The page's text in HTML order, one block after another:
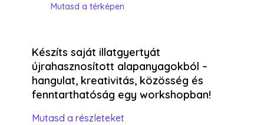
Mutasd a térképen
Készíts saját illatgyertyát
újrahasznosított alapanyagokból –
hangulat, kreativitás, közösség és
fenntarthatóság egy workshopban!
Mutasd a részleteket